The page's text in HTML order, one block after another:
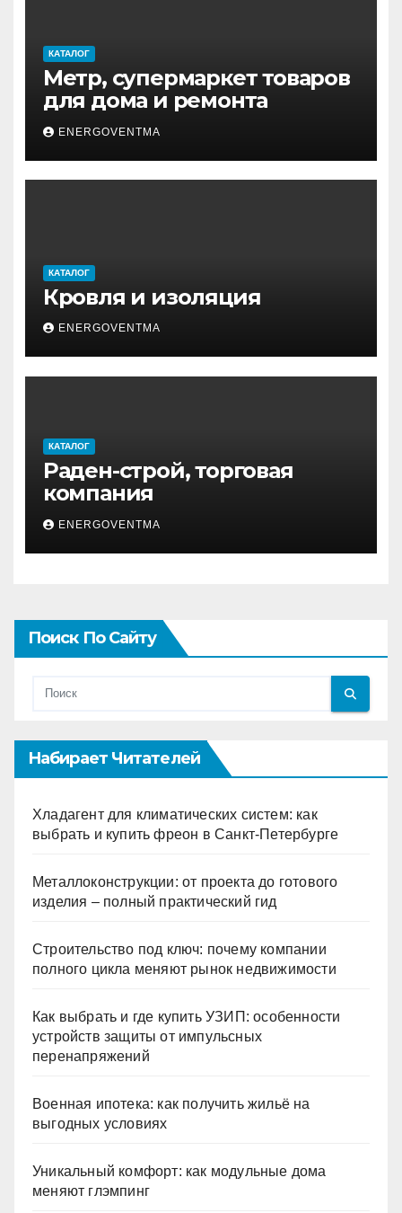
КАТАЛОГ
Метр, супермаркет товаров
для дома и ремонта
ENERGOVENTMA
КАТАЛОГ
Кровля и изоляция
ENERGOVENTMA
КАТАЛОГ
Раден-строй, торговая
компания
ENERGOVENTMA
Поиск По Сайту
Набирает Читателей
Хладагент для климатических систем: как
выбрать и купить фреон в Санкт-Петербурге
Металлоконструкции: от проекта до готового
изделия – полный практический гид
Строительство под ключ: почему компании
полного цикла меняют рынок недвижимости
Как выбрать и где купить УЗИП: особенности
устройств защиты от импульсных
перенапряжений
Военная ипотека: как получить жильё на
выгодных условиях
Уникальный комфорт: как модульные дома
меняют глэмпинг